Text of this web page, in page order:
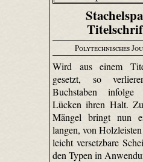
Polytechnisches
Wird aus einem
gesetzt, so
Buchstaben infolge
Lücken ihren Halt.
Mängel bringt nun
langen, von
leicht versetzbare
den Typen in